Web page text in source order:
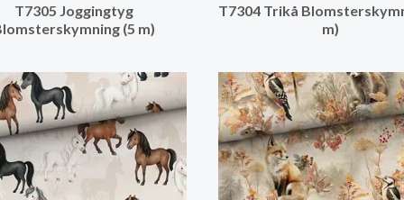
T7305 Joggingtyg
(5 m)
T7304 Trikå
m)